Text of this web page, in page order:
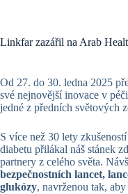
Linkfar zazářil na Arab
Od 27. do 30. ledna 2025
své nejnovější inovace v
jedné z předních světových
S více než 30 lety
diabetu přilákal náš stánek
partnery z celého světa.
bezpečnostních lancet,
glukózy, navrženou tak,